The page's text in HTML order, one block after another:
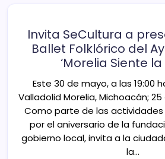
Invita SeCultura a
Ballet Folklórico del
‘Morelia Siente la
Este 30 de mayo, a las 19:00
Valladolid Morelia, Michoacán;
Como parte de las
por el aniversario de la
gobierno local, invita a la
la…